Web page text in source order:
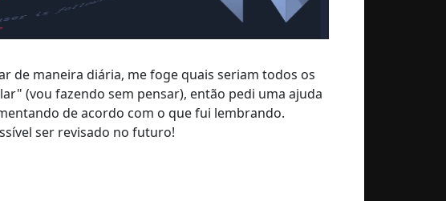
de maneira diária, me foge quais seriam todos os
(vou fazendo sem pensar), então pedi uma ajuda
de acordo com o que fui lembrando.
ser revisado no futuro!